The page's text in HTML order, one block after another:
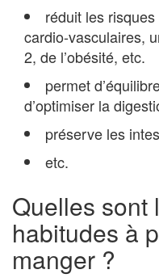
réduit les
cardio-vasculaires,
2, de l’obésité, etc.
permet
d’optimiser la
préserve les
etc.
Quelles sont
habitudes à
manger ?